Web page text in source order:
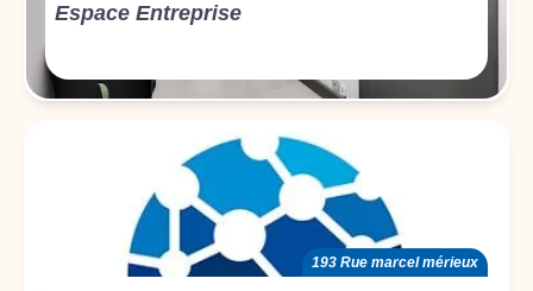
Espace Entreprise
193 Rue marcel mérieux